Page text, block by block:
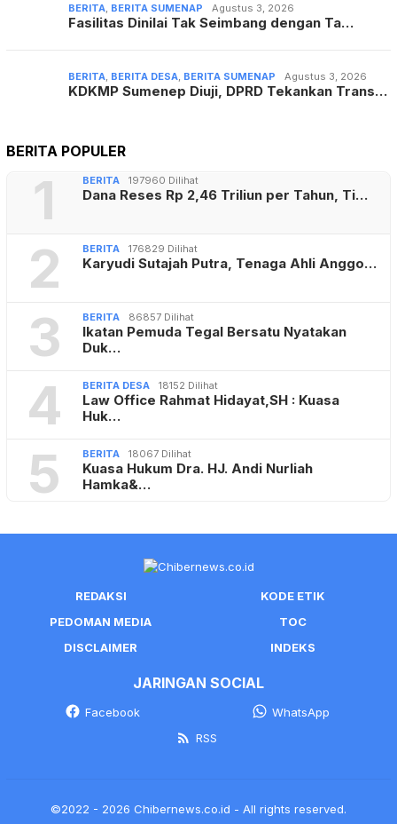
BERITA BERITA SUMENAP Agustus 3, 2026
Fasilitas Dinilai Tak Seimbang dengan Ta…
BERITA BERITA DESA BERITA SUMENAP Agustus 3, 2026
KDKMP Sumenep Diuji, DPRD Tekankan Trans…
BERITA POPULER
1 BERITA 197960 Dilihat
Dana Reses Rp 2,46 Triliun per Tahun, Ti…
2 BERITA 176829 Dilihat
Karyudi Sutajah Putra, Tenaga Ahli Anggo…
3 BERITA 86857 Dilihat
Ikatan Pemuda Tegal Bersatu Nyatakan
Duk…
4 BERITA DESA 18152 Dilihat
Law Office Rahmat Hidayat,SH : Kuasa
Huk…
5 BERITA 18067 Dilihat
Kuasa Hukum Dra. HJ. Andi Nurliah
Hamka&…
REDAKSI
KODE ETIK
PEDOMAN MEDIA
TOC
DISCLAIMER
INDEKS
JARINGAN SOCIAL
Facebook
WhatsApp
RSS
©2022 - 2026 Chibernews.co.id - All rights reserved.